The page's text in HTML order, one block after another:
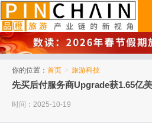
你的位置： 首页 > 旅游科技
先买后付服务商Upgrade获1.65亿
时间：2025-10-19